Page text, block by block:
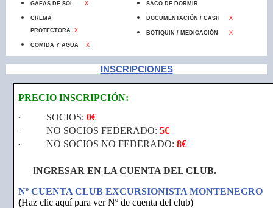
GAFAS DE SOL X
CREMA
PROTECTORA
X
COMIDA Y AGUA X
SACO DE DORMIR
DOCUMENTACIÓN / CASHX
BOTIQUIN / MEDICACIÓNX
INSCRIPCIONES
PRECIO INSCRIPCIÓN:
· SOCIOS: 0€
· NO SOCIOS FEDERADO: 5€
· NO SOCIOS NO FEDERADO: 8€
INGRESAR EN LA CUENTA DEL CLUB.
Nº CUENTA CLUB EXCURSIONISTA MONTENEGRO
(Haz clic aquí para ver Nº de cuenta del club)